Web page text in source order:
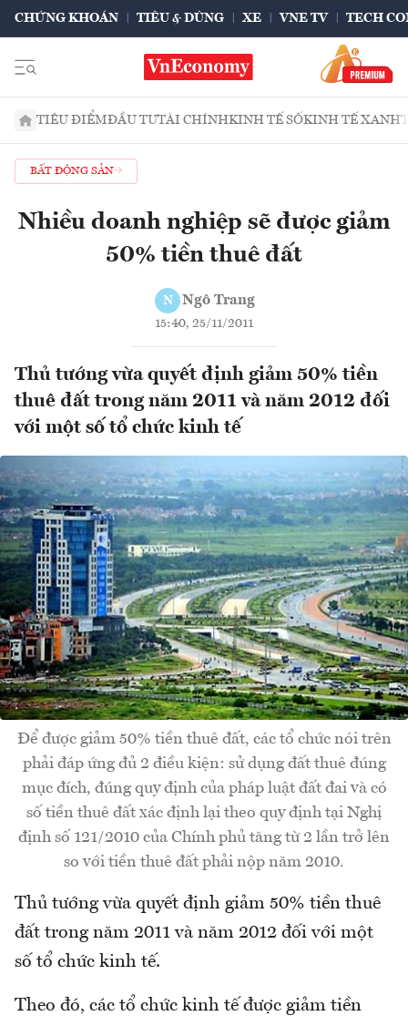
CHỨNG KHOÁN TIÊU & DÙNG XE VNE TV TECH
TIÊU ĐIỂMĐẦU TƯTÀI CHÍNHKINH TẾ SỐKINH TẾ XANH
BẤT ĐỘNG SẢN
Nhiều doanh nghiệp sẽ được giảm
50% tiền thuê đất
N Ngô Trang
15:40, 25/11/2011
Thủ tướng vừa quyết định giảm 50% tiền
thuê đất trong năm 2011 và năm 2012 đối
với một số tổ chức kinh tế
Để được giảm 50% tiền thuê đất, các tổ chức nói trên
phải đáp ứng đủ 2 điều kiện: sử dụng đất thuê đúng
mục đích, đúng quy định của pháp luật đất đai và có
số tiền thuê đất xác định lại theo quy định tại Nghị
định số 121/2010 của Chính phủ tăng từ 2 lần trở lên
so với tiền thuê đất phải nộp năm 2010.
Thủ tướng vừa quyết định giảm 50% tiền thuê
đất trong năm 2011 và năm 2012 đối với một
số tổ chức kinh tế.
Theo đó, các tổ chức kinh tế được giảm tiền